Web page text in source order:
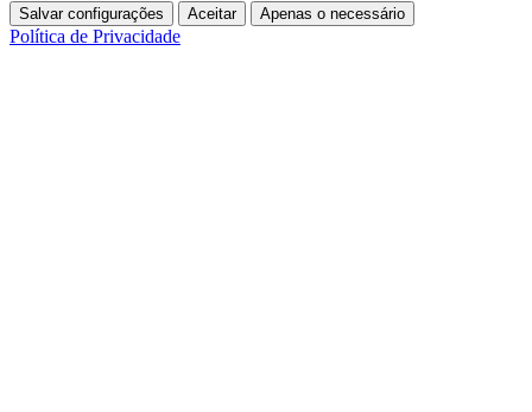
Salvar configurações Aceitar Apenas o necessário
Política de Privacidade